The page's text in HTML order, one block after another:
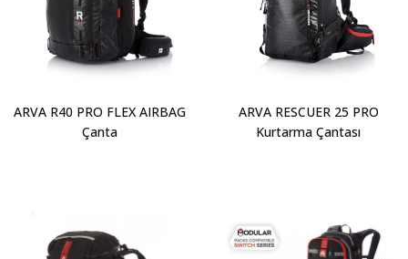
ARVA R40 PRO FLEX AIRBAG
Çanta
ARVA RESCUER 25 PRO
Kurtarma Çantası